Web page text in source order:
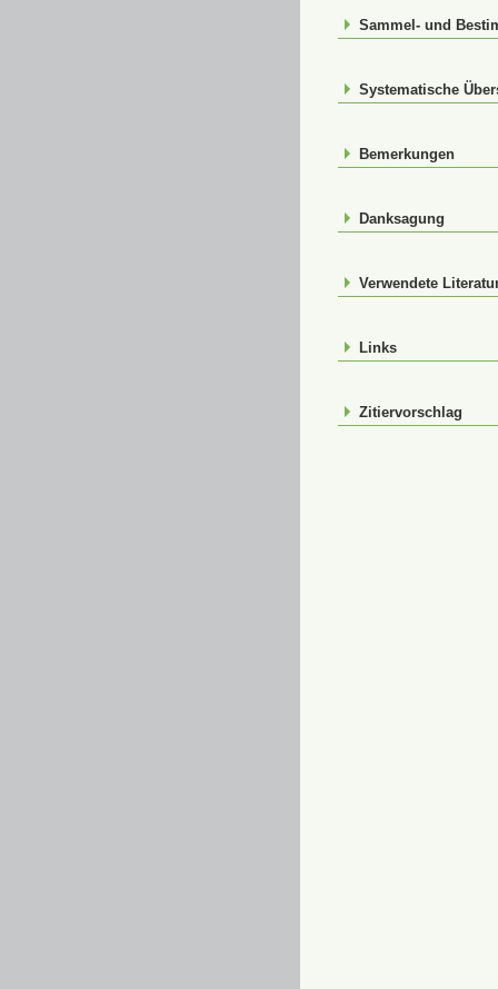
Sammel- und
Systematische
Bemerkungen
Danksagung
Verwendete
Links
Zitiervorschlag